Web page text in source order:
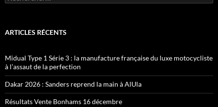
ARTICLES RÉCENTS
Midual Type 1 Série 3 : la manufacture française du luxe motocycliste
à l’assaut de la perfection
Dakar 2026 : Sanders reprend la main à AlUla
Résultats Vente Bonhams 16 décembre